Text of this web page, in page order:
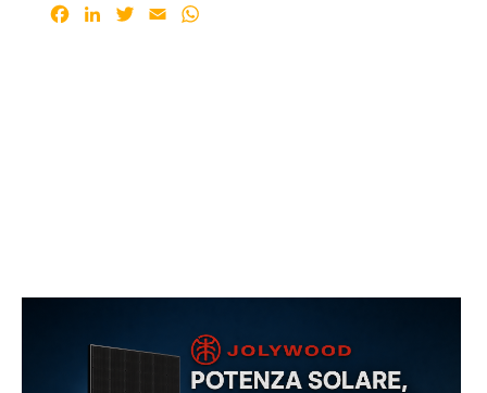
Facebook
LinkedInTwitter
Email